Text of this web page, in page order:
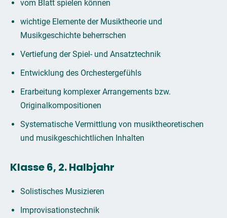
vom Blatt spielen können
wichtige Elemente der Musiktheorie und
Musikgeschichte beherrschen
Vertiefung der Spiel- und Ansatztechnik
Entwicklung des Orchestergefühls
Erarbeitung komplexer Arrangements bzw.
Originalkompositionen
Systematische Vermittlung von musiktheoretischen
und musikgeschichtlichen Inhalten
Klasse 6, 2. Halbjahr
Solistisches Musizieren
Improvisationstechnik